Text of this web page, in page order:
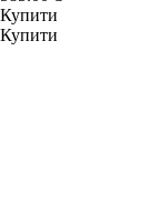
Купити
Купити